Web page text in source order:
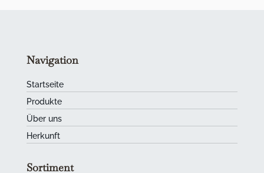
Navigation
Startseite
Produkte
Über uns
Herkunft
Sortiment